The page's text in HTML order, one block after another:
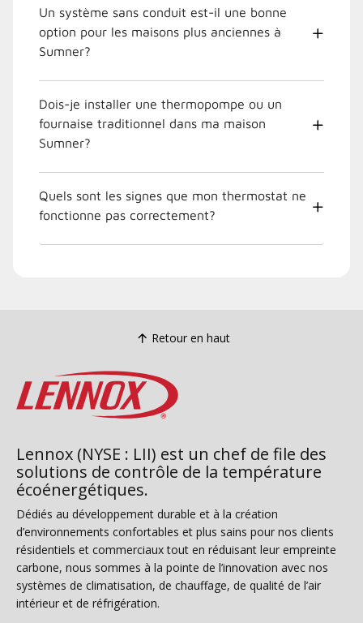
Un système sans conduit est-il une bonne
option pour les maisons plus anciennes à
Sumner?
Dois-je installer une thermopompe ou un
fournaise traditionnel dans ma maison
Sumner?
Quels sont les signes que mon thermostat ne
fonctionne pas correctement?
Retour en haut
Lennox (NYSE : LII) est un chef de file des
solutions de contrôle de la température
écoénergétiques.
Dédiés au développement durable et à la création
d’environnements confortables et plus sains pour nos clients
résidentiels et commerciaux tout en réduisant leur empreinte
carbone, nous sommes à la pointe de l’innovation avec nos
systèmes de climatisation, de chauffage, de qualité de l’air
intérieur et de réfrigération.